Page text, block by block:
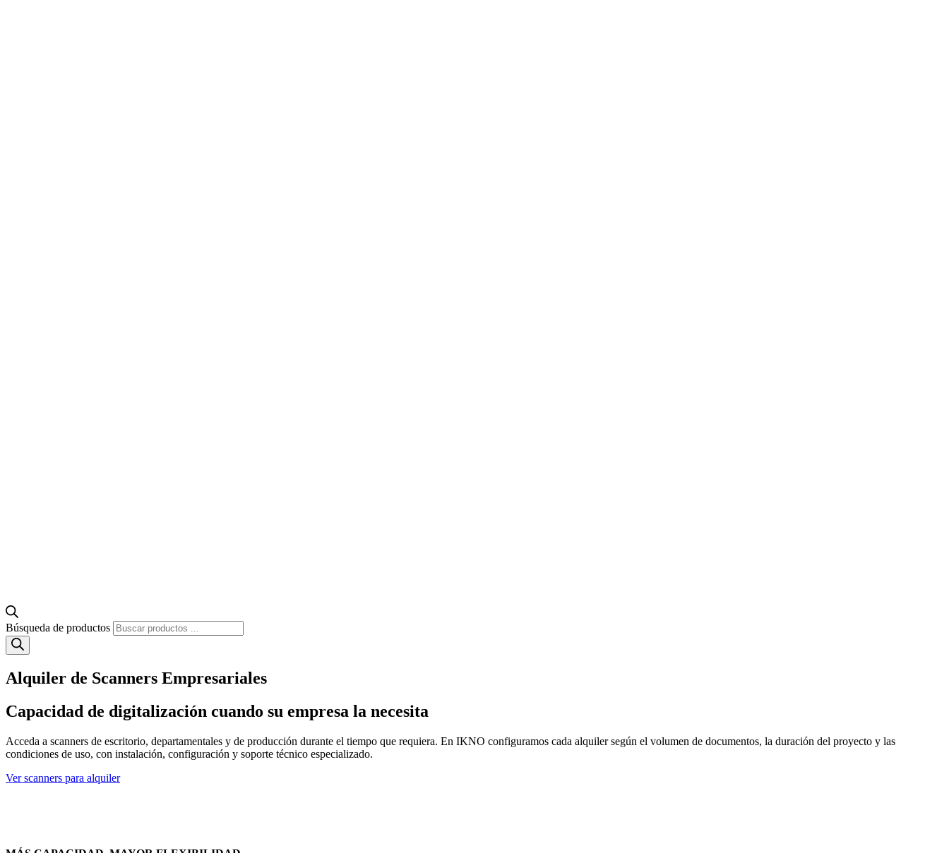
Búsqueda de productos
Alquiler de Scanners Empresariales
Capacidad de digitalización cuando su empresa la necesita
Acceda a scanners de escritorio, departamentales y de producción durante el tiempo que requiera. En IKNO configuramos cada alquiler según el volumen de documentos, la duración del proyecto y las
condiciones de uso, con instalación, configuración y soporte técnico especializado.
Ver scanners para alquiler